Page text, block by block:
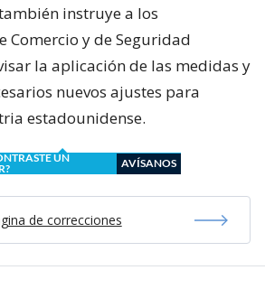
instruye a los
Comercio y de Seguridad
la aplicación de las medidas y
nuevos ajustes para
estadounidense.
UN
AVÍSANOS
de correcciones